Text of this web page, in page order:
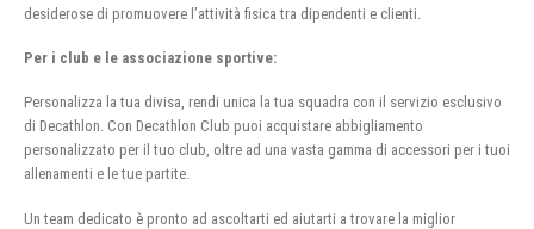
desiderose di promuovere l’attività fisica tra dipendenti e clienti.
Per i club e le associazione sportive:
Personalizza la tua divisa, rendi unica la tua squadra con il servizio esclusivo
di Decathlon. Con Decathlon Club puoi acquistare abbigliamento
personalizzato per il tuo club, oltre ad una vasta gamma di accessori per i tuoi
allenamenti e le tue partite.
Un team dedicato è pronto ad ascoltarti ed aiutarti a trovare la miglior